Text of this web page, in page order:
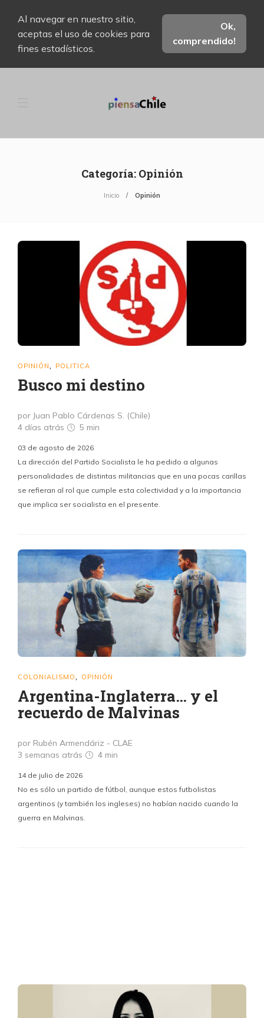
Al navegar en nuestro sitio,
aceptas el uso de cookies para
fines estadísticos.
Ok,
comprendido!
Categoría: Opinión
Inicio Opinión
OPINIÓN, POLITICA
Busco mi destino
por Juan Pablo Cárdenas S. (Chile)
4 días atrás
5 min
03 de agosto de 2026
La dirección del Partido Socialista le ha pedido a algunas
personalidades de distintas militancias que en una pocas carillas
se refieran al rol que cumple esta colectividad y a la importancia
que implica ser socialista en el presente.
COLONIALISMO OPINIÓN
Argentina-Inglaterra… y el
recuerdo de Malvinas
por Rubén Armendáriz - CLAE
3 semanas atrás
4 min
14 de julio de 2026
No es sólo un partido de fútbol, aunque estos futbolistas
argentinos (y también los ingleses) no habían nacido cuando la
guerra en Malvinas.